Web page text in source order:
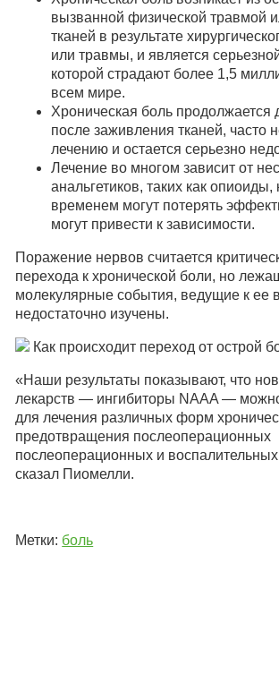
вызванной физической травмой
тканей в результате
или травмы, и является
которой страдают более 1,5
всем мире.
Хроническая боль продолжается
после заживления тканей, часто
лечению и остается серьезно
Лечение во многом зависит от
анальгетиков, таких как опиоиды,
временем могут потерять
могут привести к зависимости.
Поражение нервов считается
перехода к хронической боли, но
молекулярные события, ведущие к ее
недостаточно изучены.
«Наши результаты показывают, что
лекарств — ингибиторы NAAA —
для лечения различных форм
предотвращения послеоперационных
послеоперационных и
сказал Пиомелли.
Метки: боль